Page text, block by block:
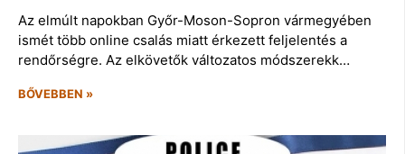
Az elmúlt napokban Győr-Moson-Sopron vármegyében
ismét több online csalás miatt érkezett feljelentés a
rendőrségre. Az elkövetők változatos módszerekk…
BŐVEBBEN »